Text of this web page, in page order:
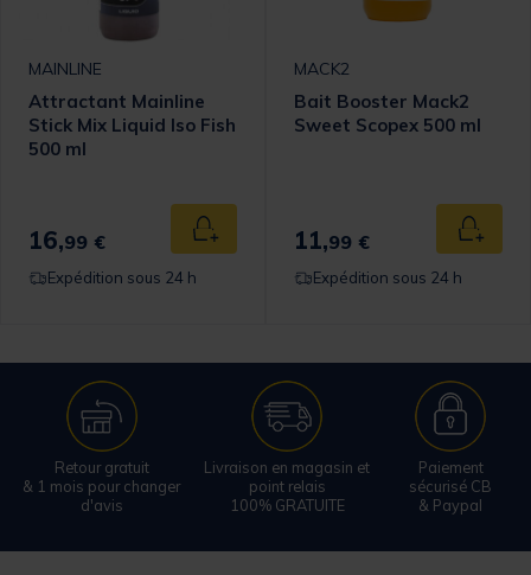
panier
MAINLINE
Attractant Mainline
Stick Mix Liquid Iso Fish
500 ml
16,99 € Ajouter au panier
Expédition sous 24 h
MACK2
Bait Booster Mack2
Sweet Scopex 500 ml
11,99 €
Expédition sous 24 h
Retour gratuit
& 1 mois pour changer
d'avis
Livraison en magasin et
point relais
100% GRATUITE
Paiement
sécurisé CB
& Paypal